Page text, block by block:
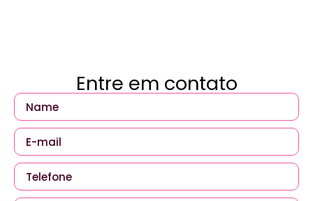
Entre em contato